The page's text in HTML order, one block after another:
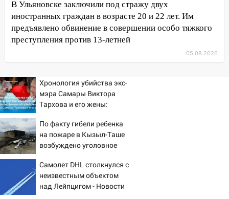
15:45 Жителям села Тагай больше не
придётся ездить в райцентр ради сдачи
анализов
восстановили освещение
15:23
За неделю ульяновские спасатели
спасли восемь человек
14:40
Житель Димитровграда поверил в
«посылку от дочери» и лишился более 3
миллионов рублей
14:30
Застолье закончилось кражей:
ульяновец перевёл себе деньги с карты
знакомого
В Ульяновске заключили под стражу двух
иностранных граждан в возрасте 20 и 22 лет. Им
предъявлено обвинение в совершении особо тяжкого
преступления против 13-летней
05.08.2026
Хронология убийства экс-
мэра Самары Виктора
Тархова и его жены:
фактов, новые
подробности
По факту гибели ребенка
на пожаре в Кызыл-Таше
возбуждено уголовное
Самолет DHL столкнулся с
неизвестным объектом
над Лейпцигом - Новости